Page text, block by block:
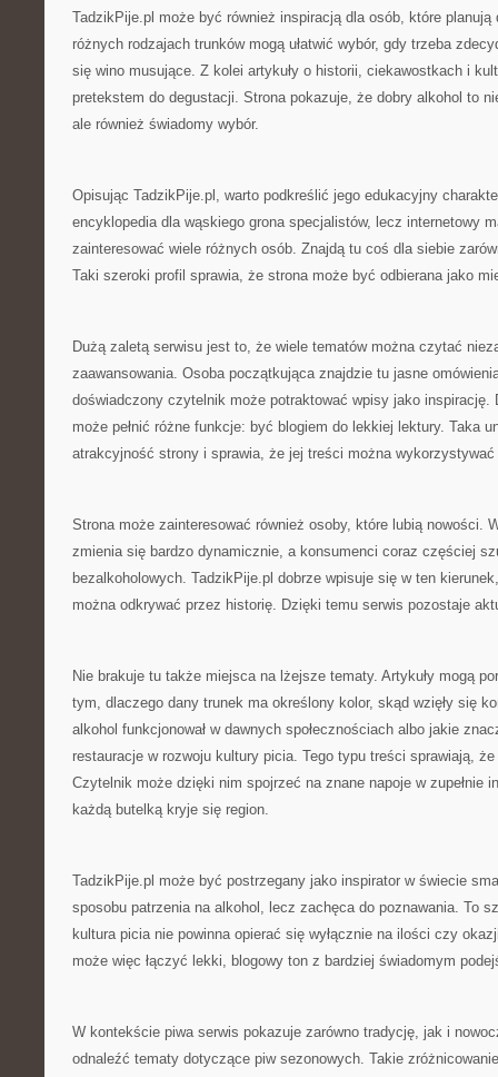
TadzikPije.pl może być również inspiracją dla osób, które planują
różnych rodzajach trunków mogą ułatwić wybór, gdy trzeba
się wino musujące. Z kolei artykuły o historii, ciekawostkach i
pretekstem do degustacji. Strona pokazuje, że dobry alkohol to
ale również świadomy wybór.
Opisując TadzikPije.pl, warto podkreślić jego edukacyjny
encyklopedia dla wąskiego grona specjalistów, lecz internetowy
zainteresować wiele różnych osób. Znajdą tu coś dla siebie
Taki szeroki profil sprawia, że strona może być odbierana jako
Dużą zaletą serwisu jest to, że wiele tematów można czytać
zaawansowania. Osoba początkująca znajdzie tu jasne
doświadczony czytelnik może potraktować wpisy jako inspirację.
może pełnić różne funkcje: być blogiem do lekkiej lektury. Taka
atrakcyjność strony i sprawia, że jej treści można
Strona może zainteresować również osoby, które lubią nowości.
zmienia się bardzo dynamicznie, a konsumenci coraz częściej
bezalkoholowych. TadzikPije.pl dobrze wpisuje się w ten
można odkrywać przez historię. Dzięki temu serwis pozostaje
Nie brakuje tu także miejsca na lżejsze tematy. Artykuły mogą
tym, dlaczego dany trunek ma określony kolor, skąd wzięły się
alkohol funkcjonował w dawnych społecznościach albo jakie
restauracje w rozwoju kultury picia. Tego typu treści sprawiają,
Czytelnik może dzięki nim spojrzeć na znane napoje w zupełnie
każdą butelką kryje się region.
TadzikPije.pl może być postrzegany jako inspirator w świecie
sposobu patrzenia na alkohol, lecz zachęca do poznawania. To
kultura picia nie powinna opierać się wyłącznie na ilości czy
może więc łączyć lekki, blogowy ton z bardziej świadomym
W kontekście piwa serwis pokazuje zarówno tradycję, jak i
odnaleźć tematy dotyczące piw sezonowych. Takie